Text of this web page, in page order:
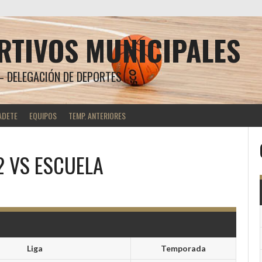
MUNICIPALES
DE DEPORTES
EQUIPOS TEMP. ANTERIORES
VS ESCUELA
Liga Temporada